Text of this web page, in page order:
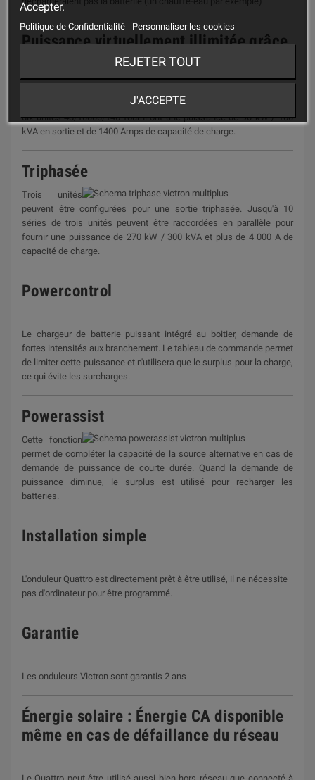
Puissance virtuellement illimitée grâce
au fonctionnement en parallèle
Jusqu'à 10 Quattro peuvent être branchés en parallèle. Par exemple,
dix unités 48/10000/140 fourniront une puissance de 90 kW / 100
kVA en sortie et de 1400 Amps de capacité de charge.
Triphasée
Trois unités
peuvent être configurées pour une sortie triphasée. Jusqu'à 10
séries de trois unités peuvent être raccordées en parallèle pour
fournir une puissance de 270 kW / 300 kVA et plus de 4 000 A de
capacité de charge.
Powercontrol
Le chargeur de batterie puissant intégré au boitier, demande de
fortes intensités aux branchement. Le tableau de commande permet
de limiter cette puissance et n'utilisera que le surplus pour la charge,
ce qui évite les surcharges.
Powerassist
Cette fonction
permet de compléter la capacité de la source alternative en cas de
demande de puissance de courte durée. Quand la demande de
puissance diminue, le surplus est utilisé pour recharger les
batteries.
Installation simple
L'onduleur Quattro est directement prêt à être utilisé, il ne nécessite
pas d'ordinateur pour être programmé.
Garantie
Les onduleurs Victron sont garantis 2 ans
Énergie solaire : Énergie CA disponible
même en cas de défaillance du réseau
Accepter.
Politique de Confidentialité Personnaliser les cookies
REJETER TOUT
J'ACCEPTE